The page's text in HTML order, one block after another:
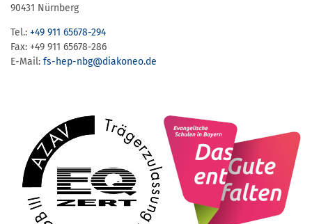
90431 Nürnberg
Tel.: +49 911 65678-294
Fax: +49 911 65678-286
E-Mail: fs-hep-nbg​@diakoneo.de